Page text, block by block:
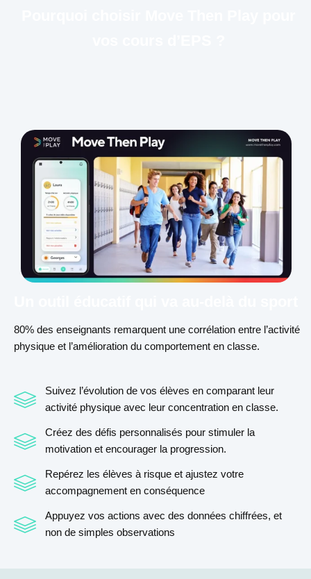
80% des enseignants remarquent une corrélation entre l’activité
physique et l’amélioration du comportement en classe.
Suivez l’évolution de vos élèves en comparant leur
activité physique avec leur concentration en classe.
Créez des défis personnalisés pour stimuler la
motivation et encourager la progression.
Repérez les élèves à risque et ajustez votre
accompagnement en conséquence
Appuyez vos actions avec des données chiffrées, et
non de simples observations